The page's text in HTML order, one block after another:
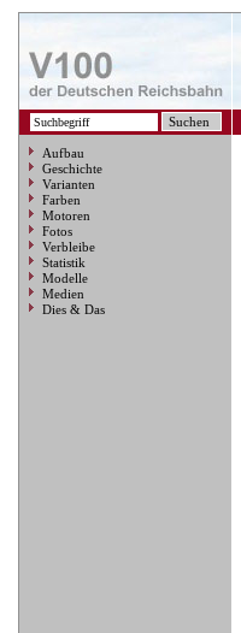
Aufbau
Geschichte
Varianten
Farben
Motoren
Fotos
Verbleibe
Statistik
Modelle
Medien
Dies & Das